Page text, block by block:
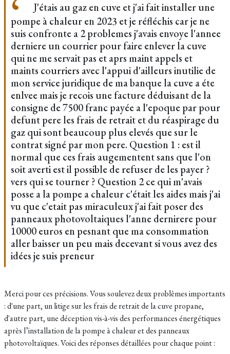
J'étais au gaz en cuve et j'ai fait installer une
pompe à chaleur en 2023 et je réfléchis car je ne
suis confronte a 2 problemes j'avais envoye l'annee
derniere un courrier pour faire enlever la cuve
qui ne me servait pas et aprs maint appels et
maints courriers avec l'appui d'ailleurs inutilie de
mon service juridique de ma banque la cuve a éte
enlvee mais je recois une facture déduisant de la
consigne de 7500 franc payée a l'epoque par pour
defunt pere les frais de retrait et du réaspirage du
gaz qui sont beaucoup plus elevés que sur le
contrat signé par mon pere. Question 1 : est il
normal que ces frais augementent sans que l'on
soit averti est il possible de refuser de les payer ?
vers qui se tourner ? Question 2 ce qui m'avais
posse a la pompe a chaleur c'était les aides mais j'ai
vu que c'etait pas miraculeux j'ai fait poser des
panneaux photovoltaiques l'anne dernirere pour
10000 euros en pesnant que ma consommation
aller baisser un peu mais decevant si vous avez des
idées je suis preneur
Merci pour ces précisions. Vous soulevez deux problèmes importants
: d'une part, un litige sur les frais de retrait de la cuve propane,
d'autre part, une déception vis-à-vis des performances énergétiques
après l’installation de la pompe à chaleur et des panneaux
photovoltaïques. Voici des réponses détaillées pour chaque point :